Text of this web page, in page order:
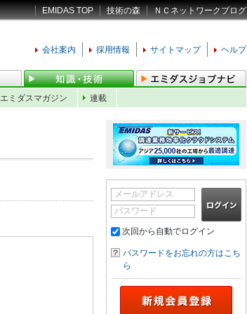
EMIDAS TOP 技術の森 ＮＣネットワークブログ
会社案内 採用情報 サイトマップ ヘルプ
エミダスマガジン 連載
メールアドレス
パスワード
次回から自動でログイン
パスワードをお忘れの方はこち
ら